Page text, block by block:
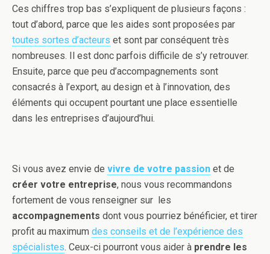
Ces chiffres trop bas s’expliquent de plusieurs façons :
tout d’abord, parce que les aides sont proposées par
toutes sortes d’acteurs et sont par conséquent très
nombreuses. Il est donc parfois difficile de s’y retrouver.
Ensuite, parce que peu d’accompagnements sont
consacrés à l’export, au design et à l’innovation, des
éléments qui occupent pourtant une place essentielle
dans les entreprises d’aujourd’hui.
Si vous avez envie de vivre de votre passion et de
créer votre entreprise, nous vous recommandons
fortement de vous renseigner sur les
accompagnements dont vous pourriez bénéficier, et tirer
profit au maximum des conseils et de l’expérience des
spécialistes. Ceux-ci pourront vous aider à prendre les